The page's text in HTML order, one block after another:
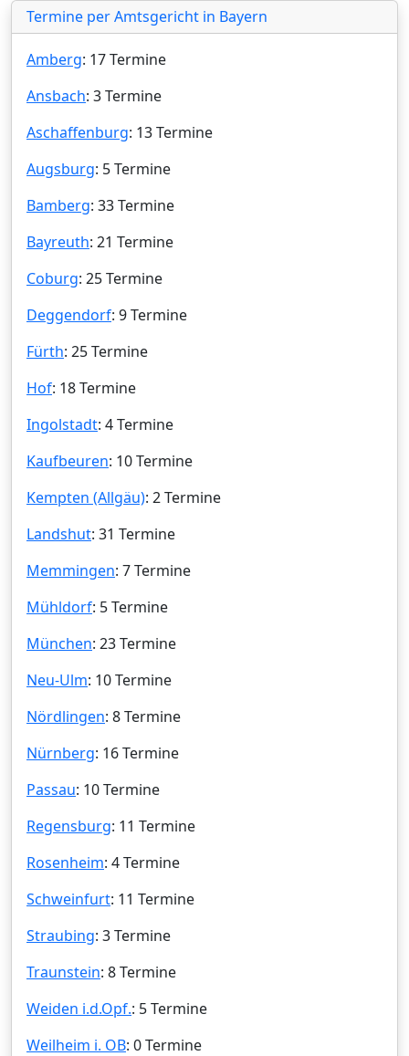
Termine per Amtsgericht in Bayern
Amberg: 17 Termine
Ansbach: 3 Termine
Aschaffenburg: 13 Termine
Augsburg: 5 Termine
Bamberg: 33 Termine
Bayreuth: 21 Termine
Coburg: 25 Termine
Deggendorf: 9 Termine
Fürth: 25 Termine
Hof: 18 Termine
Ingolstadt: 4 Termine
Kaufbeuren: 10 Termine
Kempten (Allgäu): 2 Termine
Landshut: 31 Termine
Memmingen: 7 Termine
Mühldorf: 5 Termine
München: 23 Termine
Neu-Ulm: 10 Termine
Nördlingen: 8 Termine
Nürnberg: 16 Termine
Passau: 10 Termine
Regensburg: 11 Termine
Rosenheim: 4 Termine
Schweinfurt: 11 Termine
Straubing: 3 Termine
Traunstein: 8 Termine
Weiden i.d.Opf.: 5 Termine
Weilheim i. OB: 0 Termine